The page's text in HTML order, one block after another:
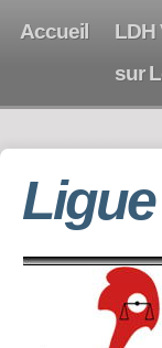
Accueil
LDH
sur